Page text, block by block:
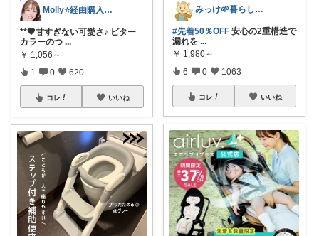
Molly⭐️経由購入感謝です💕
**🖤甘すぎない可愛さ♪ ビター
カラーのつ ...
￥ 1,056～
1 0 620
コレ いいね
みっけ🌱暮らしとファッション
#先着50％OFF 安心の2重構造で
漏れを ...
￥ 1,980～
6 0 1063
コレ いいね